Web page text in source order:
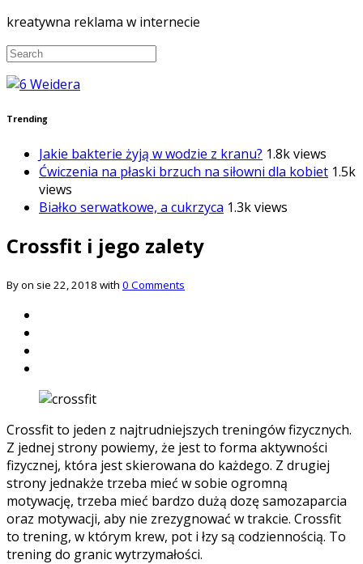
kreatywna reklama w internecie
Trending
Jakie bakterie żyją w wodzie z kranu? 1.8k views
Ćwiczenia na płaski brzuch na siłowni dla kobiet 1.5k
views
Białko serwatkowe, a cukrzyca 1.3k views
Crossfit i jego zalety
By on sie 22, 2018 with 0 Comments
Crossfit to jeden z najtrudniejszych treningów fizycznych.
Z jednej strony powiemy, że jest to forma aktywności
fizycznej, która jest skierowana do każdego. Z drugiej
strony jednakże trzeba mieć w sobie ogromną
motywację, trzeba mieć bardzo dużą dozę samozaparcia
oraz motywacji, aby nie zrezygnować w trakcie. Crossfit
to trening, w którym krew, pot i łzy są codziennością. To
trening do granic wytrzymałości.